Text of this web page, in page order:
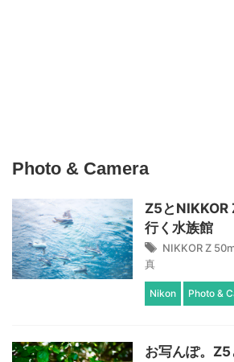
Photo & Camera
Z5と
行く水族館
NIKKOR Z
真
Nikon Photo &
お写んぽ。